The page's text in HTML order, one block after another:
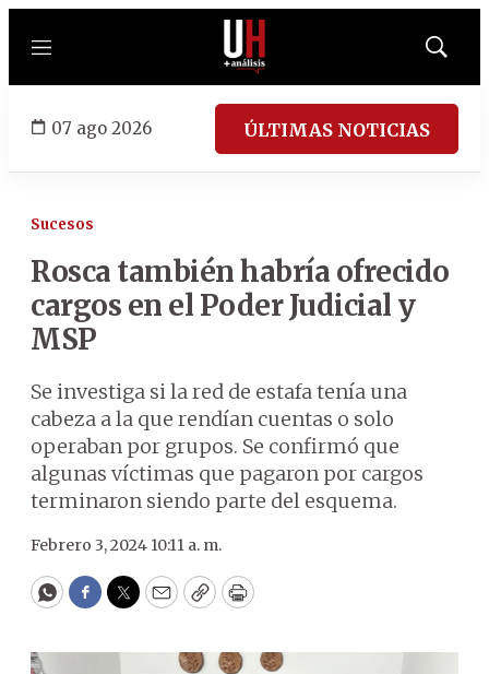
Menú
Mostrar
07 ago 2026 ÚLTIMAS NOTICIAS
Sucesos
Rosca también habría ofrecido
cargos en el Poder Judicial y
MSP
Se investiga si la red de estafa tenía una
cabeza a la que rendían cuentas o solo
operaban por grupos. Se confirmó que
algunas víctimas que pagaron por cargos
terminaron siendo parte del esquema.
Febrero 3, 2024 10:11 a. m.
WhatsApp
Facebook
Twitter
EmailCopyPrint